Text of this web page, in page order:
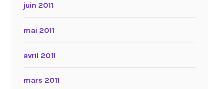
juin 2011
mai 2011
avril 2011
mars 2011